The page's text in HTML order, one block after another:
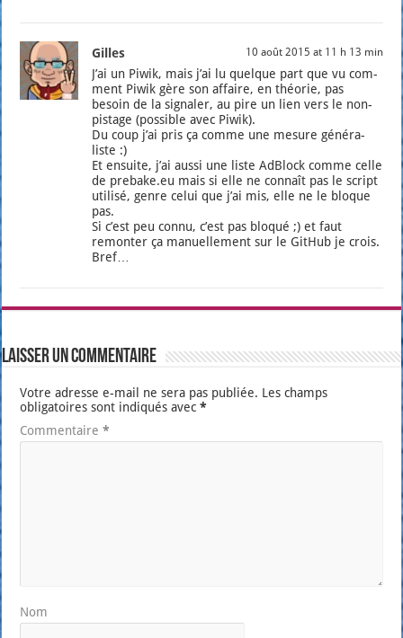
Gilles 10 août 2015 at 11 h 13 min
J’ai un Piwik, mais j’ai lu quelque part que vu com­
ment Piwik gère son affaire, en théo­rie, pas
besoin de la signa­ler, au pire un lien vers le non-
pis­tage (pos­sible avec Piwik).
Du coup j’ai pris ça comme une mesure géné­ra­
liste :)
Et ensuite, j’ai aus­si une liste AdBlock comme celle
de prebake.eu mais si elle ne connaît pas le script
uti­li­sé, genre celui que j’ai mis, elle ne le bloque
pas.
Si c’est peu connu, c’est pas blo­qué ;) et faut
remon­ter ça manuel­le­ment sur le GitHub je crois.
Bref…
Laisser un commentaire
Votre adresse e-mail ne sera pas publiée. Les champs
obligatoires sont indiqués avec*
Commentaire*
Nom